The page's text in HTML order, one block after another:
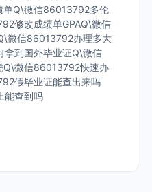
单Q\微信86013792多伦
修改成绩单GPAQ\微信
微信86013792办理多大
到国外毕业证Q\微信
Q\微信86013792快速办
假毕业证能查出来吗
能查到吗